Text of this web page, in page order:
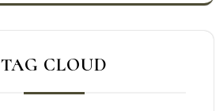
TAG CLOUD